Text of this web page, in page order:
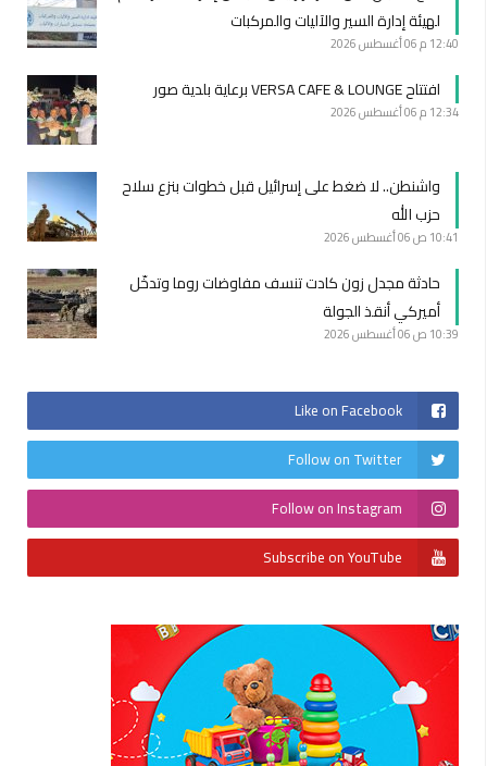
لهيئة إدارة السير والآليات والمركبات
12:40 م 06 أغسطس 2026
افتتاح VERSA CAFE & LOUNGE برعاية بلدية صور
12:34 م 06 أغسطس 2026
واشنطن.. لا ضغط على إسرائيل قبل خطوات بنزع سلاح
حزب الله
10:41 ص 06 أغسطس 2026
حادثة مجدل زون كادت تنسف مفاوضات روما وتدخّل
أميركي أنقذ الجولة
10:39 ص 06 أغسطس 2026
Like on Facebook
Follow on Twitter
Follow on Instagram
Subscribe on YouTube